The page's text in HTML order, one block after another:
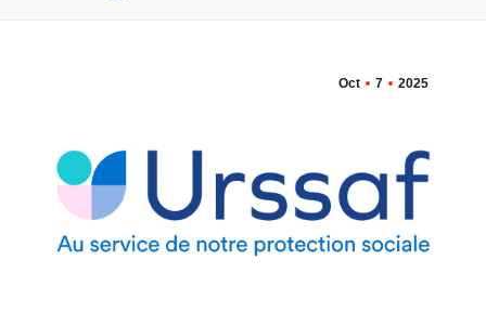
Oct 7 2025